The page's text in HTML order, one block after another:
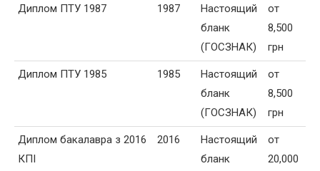
Диплом ПТУ 1987 1987
Настоящий
бланк
(ГОСЗНАК)
от
8,500
грн
Диплом ПТУ 1985 1985
Настоящий
бланк
(ГОСЗНАК)
от
8,500
грн
Диплом бакалавра з 2016
КПІ
2016
Настоящий
бланк
от
20,000